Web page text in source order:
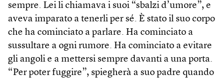
sempre. Lei li chiamava i suoi “sbalzi d’umore”, e
aveva imparato a tenerli per sé. È stato il suo corpo
che ha cominciato a parlare. Ha cominciato a
sussultare a ogni rumore. Ha cominciato a evitare
gli angoli e a mettersi sempre davanti a una porta.
“Per poter fuggire”, spiegherà a suo padre quando